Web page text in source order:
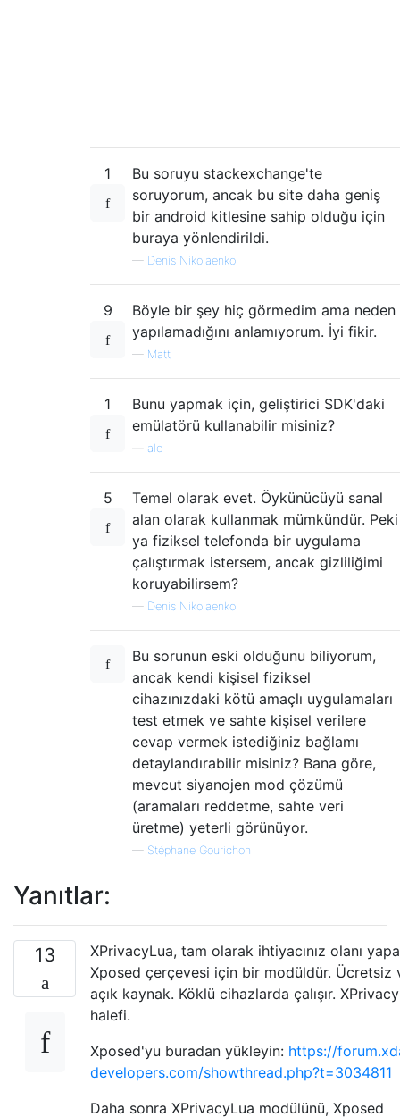
1
Bu soruyu stackexchange'te
soruyorum, ancak bu site daha geniş
bir android kitlesine sahip olduğu için
buraya yönlendirildi.
— Denis Nikolaenko
9
Böyle bir şey hiç görmedim ama neden
yapılamadığını anlamıyorum. İyi fikir.
— Matt
1
Bunu yapmak için, geliştirici SDK'daki
emülatörü kullanabilir misiniz?
ale
5
Temel olarak evet. Öykünücüyü sanal
alan olarak kullanmak mümkündür. Peki
ya fiziksel telefonda bir uygulama
çalıştırmak istersem, ancak gizliliğimi
koruyabilirsem?
— Denis Nikolaenko
Bu sorunun eski olduğunu biliyorum,
ancak kendi kişisel fiziksel
cihazınızdaki kötü amaçlı uygulamaları
test etmek ve sahte kişisel verilere
cevap vermek istediğiniz bağlamı
detaylandırabilir misiniz? Bana göre,
mevcut siyanojen mod çözümü
(aramaları reddetme, sahte veri
üretme) yeterli görünüyor.
— Stéphane Gourichon
Yanıtlar:
13
XPrivacyLua, tam olarak ihtiyacınız olanı
Xposed çerçevesi için bir modüldür. Ücretsiz
açık kaynak. Köklü cihazlarda çalışır.
halefi.
Xposed'yu buradan yükleyin: https://
developers.com/showthread.php?t=3034811
Daha sonra XPrivacyLua modülünü, Xposed